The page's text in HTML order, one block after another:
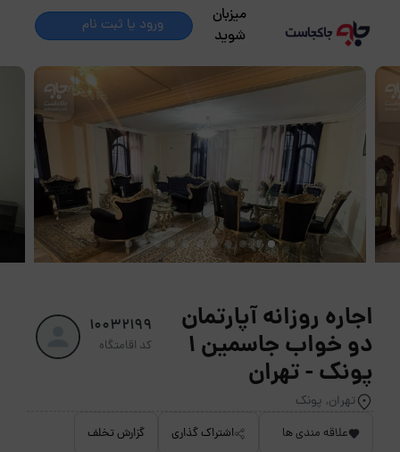
میزبان
شوید
ورود یا ثبت نام
اجاره روزانه آپارتمان
دو خواب جاسمین 1
پونک - تهران
تهران, پونک
10032199
کد اقامتگاه
علاقه مندی ها اشتراک گذاری گزارش تخلف